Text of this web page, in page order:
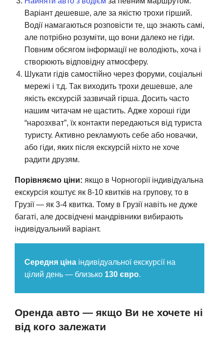
Варіант дешевше, але за якістю трохи гірший.
Водії намагаються розповісти те, що знають самі,
але потрібно розуміти, що вони далеко не гіди.
Повним обсягом інформації не володіють, хоча і
створюють відповідну атмосферу.
Шукати гідів самостійно через форуми, соціальні
мережі і т.д. Так виходить трохи дешевше, але
якість екскурсій зазвичай гірша. Досить часто
нашим читачам не щастить. Адже хороші гіди
“нарозхват”, їх контакти передаються від туриста
туристу. Активно рекламують себе або новачки,
або гіди, яких після екскурсій ніхто не хоче
радити друзям.
Порівняємо ціни: якщо в Чорногорії індивідуальна
екскурсія коштує як 8-10 квитків на групову, то в
Грузії — як 3-4 квитка. Тому в Грузії навіть не дуже
багаті, але досвідчені мандрівники вибирають
індивідуальний варіант.
Середня ціна індивідуальної екскурсії на
цілий день — близько 130 євро.
Оренда авто — якщо Ви не хочете ні
від кого залежати